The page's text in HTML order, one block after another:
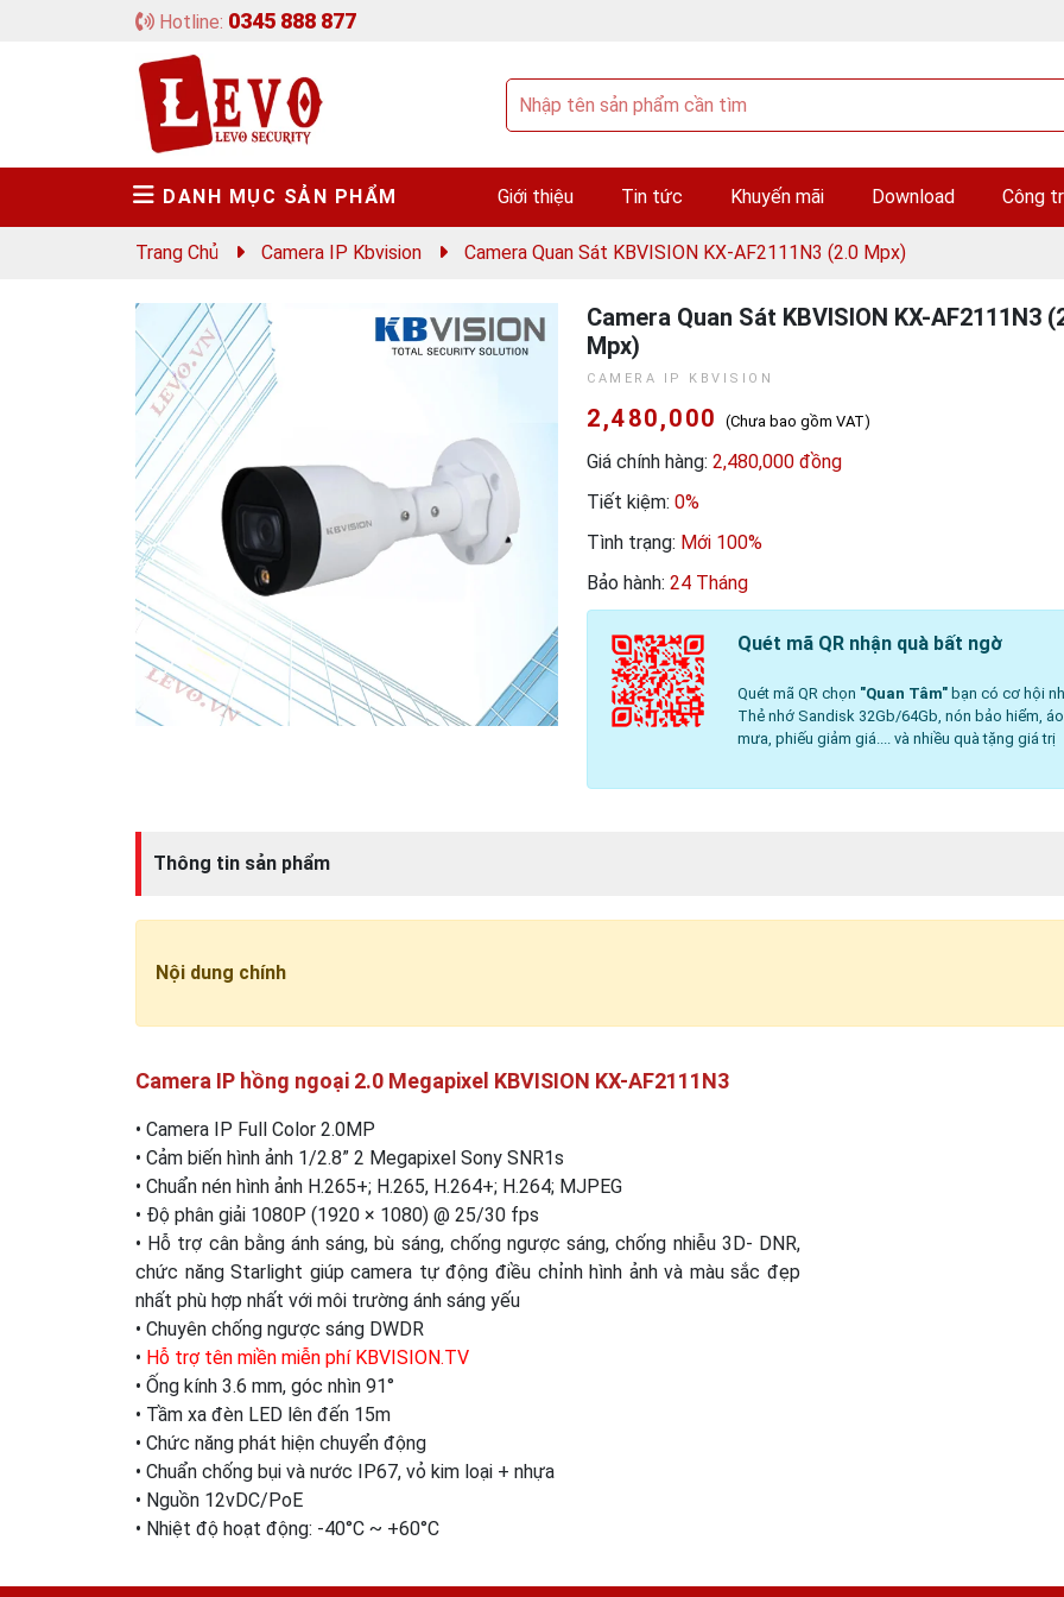
Hotline: 0345 888 877
DANH MỤC SẢN PHẨM Giới thiệu Tin tức Khuyến mãi Download Công
Trang Chủ Camera IP Kbvision Camera Quan Sát KBVISION KX-AF2111N3 (2.0 Mpx)
Camera Quan Sát KBVISION KX-AF2111N3
Mpx)
CAMERA IP KBVISION
2,480,000 (Chưa bao gồm VAT)
Giá chính hàng: 2,480,000 đồng
Tiết kiệm: 0%
Tình trạng: Mới 100%
Bảo hành: 24 Tháng
Quét mã QR nhận quà bất ngờ
Quét mã QR chọn "Quan Tâm" bạn có cơ hội
Thẻ nhớ Sandisk 32Gb/64Gb, nón bảo hiểm, áo
mưa, phiếu giảm giá.... và nhiều quà tặng giá trị
Thông tin sản phẩm
Nội dung chính
Camera IP hồng ngoại 2.0 Megapixel KBVISION KX-AF2111N3
• Camera IP Full Color 2.0MP
• Cảm biến hình ảnh 1/2.8” 2 Megapixel Sony SNR1s
• Chuẩn nén hình ảnh H.265+; H.265, H.264+; H.264; MJPEG
• Độ phân giải 1080P (1920 × 1080) @ 25/30 fps
• Hỗ trợ cân bằng ánh sáng, bù sáng, chống ngược sáng, chống nhiễu 3D- DNR,
chức năng Starlight giúp camera tự động điều chỉnh hình ảnh và màu sắc đẹp
nhất phù hợp nhất với môi trường ánh sáng yếu
• Chuyên chống ngược sáng DWDR
• Hỗ trợ tên miền miễn phí KBVISION.TV
• Ống kính 3.6 mm, góc nhìn 91°
• Tầm xa đèn LED lên đến 15m
• Chức năng phát hiện chuyển động
• Chuẩn chống bụi và nước IP67, vỏ kim loại + nhựa
• Nguồn 12vDC/PoE
• Nhiệt độ hoạt động: -40°C ~ +60°C